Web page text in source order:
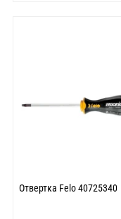
Отвертка Felo 40725340